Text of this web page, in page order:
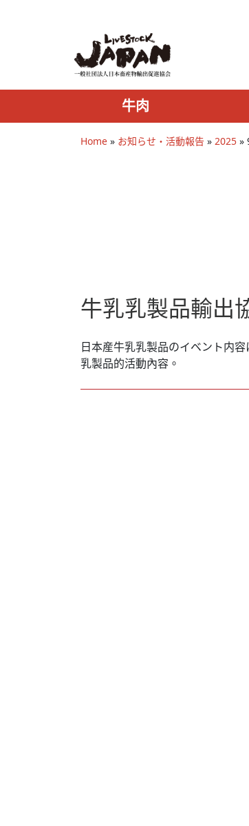
牛肉
Home » お知らせ・活動報告 » 2025 »
牛乳乳製品輸出
日本産牛乳乳製品のイベント内
乳製品的活動內容。